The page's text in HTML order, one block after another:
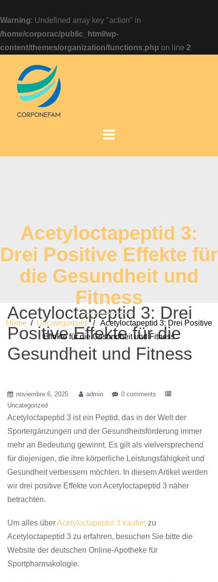
Warning: Undefined array key "action" in
/home/corporac/public_html/wp-
content/themes/organization/functions.php on line 2
Acetyloctapeptid 3:
Drei Positive Effekte für
die Gesundheit und
Fitness
Home / Uncategorized / Acetyloctapeptid 3: Drei Positive
Effekte für die Gesundheit und Fitness
Acetyloctapeptid 3: Drei
Positive Effekte für die
Gesundheit und Fitness
noviembre 6, 2025 admin
0 comments
Uncategorized
Acetyloctapeptid 3 ist ein Peptid, das in der Welt der
Sportergänzungen und der Gesundheitsförderung immer
mehr an Bedeutung gewinnt. Es gilt als vielversprechend
für diejenigen, die ihre körperliche Leistungsfähigkeit und
Gesundheit verbessern möchten. In diesem Artikel werden
wir drei positive Effekte von Acetyloctapeptid 3 näher
betrachten.
Um alles überAcetyloctapeptid 3 kaufen zu
Acetyloctapeptid 3 zu erfahren, besuchen Sie bitte die
Website der deutschen Online-Apotheke für
Sportpharmakologie.